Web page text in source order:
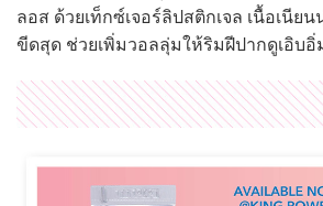
ลอส ด้วยเท็กซ์เจอร์ลิปสติกเจล เนื้อเนีย
ขีดสุด ช่วยเพิ่มวอลลุ่มให้ริมฝีปากดูเอิบอิ่